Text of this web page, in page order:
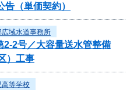
（単価契約）
広域水道事務所
2-2号／大容量送水管整備
）工事
高等学校